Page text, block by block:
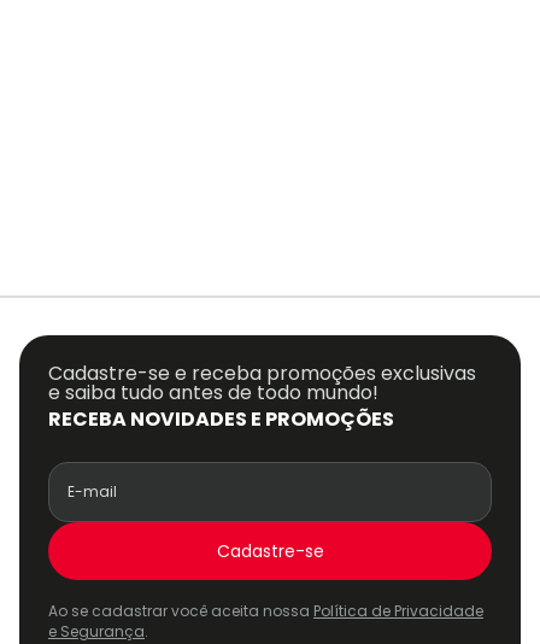
RECEBA NOVIDADES E PROMOÇÕES
Cadastre-se e receba promoções exclusivas
e saiba tudo antes de todo mundo!
Cadastre-se
Ao se cadastrar você aceita nossa Política de Privacidade
e Segurança.